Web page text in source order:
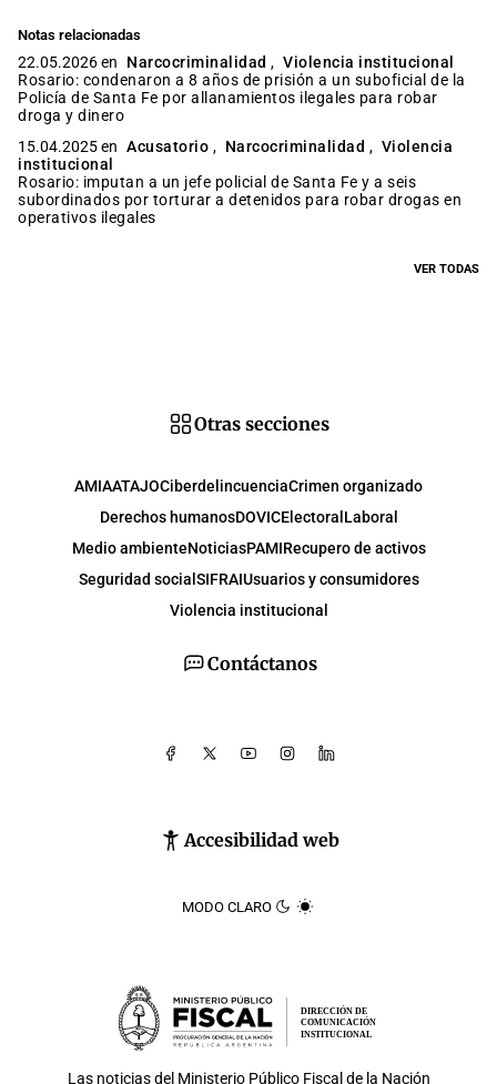
Notas relacionadas
22.05.2026 en Narcocriminalidad , Violencia institucional
Rosario: condenaron a 8 años de prisión a un suboficial de la
Policía de Santa Fe por allanamientos ilegales para robar
droga y dinero
15.04.2025 en Acusatorio , Narcocriminalidad , Violencia
institucional
Rosario: imputan a un jefe policial de Santa Fe y a seis
subordinados por torturar a detenidos para robar drogas en
operativos ilegales
VER TODAS
Contáctanos
Accesibilidad web
MODO CLARO
Otras secciones
AMIAATAJOCiberdelincuenciaCrimen organizado
Derechos humanosDOVICElectoral Laboral
Medio ambienteNoticiasPAMIRecupero de activos
Seguridad social SIFRAIUsuarios y consumidores
Violencia institucional
DIRECCIÓN DE
COMUNICACIÓN
INSTITUCIONAL
Las noticias del Ministerio Público Fiscal de la Nación